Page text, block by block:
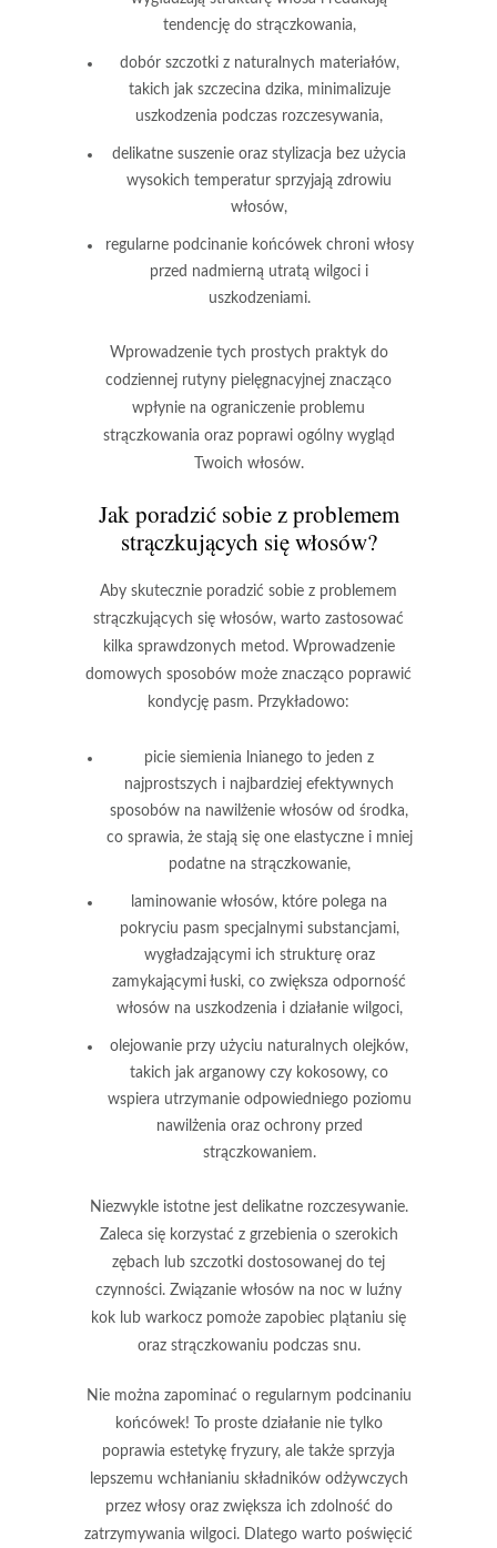
tendencję do strączkowania,
dobór szczotkiz naturalnych materiałów,
takich jak szczecina dzika, minimalizuje
uszkodzenia podczas rozczesywania,
delikatne suszenie oraz stylizacja bez użycia
wysokich temperatur sprzyjają zdrowiu
włosów,
regularne podcinanie końcówekchroni włosy
przed nadmierną utratą wilgoci i
uszkodzeniami.
Wprowadzenie tych prostych praktyk do
codziennej rutyny pielęgnacyjnej znacząco
wpłynie na ograniczenie problemu
strączkowania oraz poprawi ogólny wygląd
Twoich włosów.
Jak poradzić sobie z problemem
strączkujących się włosów?
Aby skutecznie poradzić sobie z problemem
strączkujących się włosów, warto zastosować
kilka sprawdzonych metod.Wprowadzenie
domowych sposobów może znacząco poprawić
kondycję pasm. Przykładowo:
picie siemienia lnianego to jeden z
najprostszych i najbardziej efektywnych
sposobów na nawilżenie włosów od środka,
co sprawia, że stają się one elastyczne i mniej
podatne na strączkowanie,
laminowanie włosów, które polega na
pokryciu pasm specjalnymi substancjami,
wygładzającymi ich strukturę oraz
zamykającymi łuski, co zwiększa odporność
włosów na uszkodzenia i działanie wilgoci,
olejowanie przy użyciu naturalnych olejków,
takich jak arganowy czy kokosowy, co
wspiera utrzymanie odpowiedniego poziomu
nawilżenia oraz ochrony przed
strączkowaniem.
Niezwykle istotne jest delikatne rozczesywanie.
Zaleca się korzystać z grzebienia o szerokich
zębach lub szczotki dostosowanej do tej
czynności. Związanie włosów na noc w luźny
kok lub warkocz pomoże zapobiec plątaniu się
oraz strączkowaniu podczas snu.
Nie można zapominać o regularnym podcinaniu
końcówek! To proste działanie nie tylko
poprawia estetykę fryzury, ale także sprzyja
lepszemu wchłanianiu składników odżywczych
przez włosy oraz zwiększa ich zdolność do
zatrzymywania wilgoci. Dlatego warto poświęcić